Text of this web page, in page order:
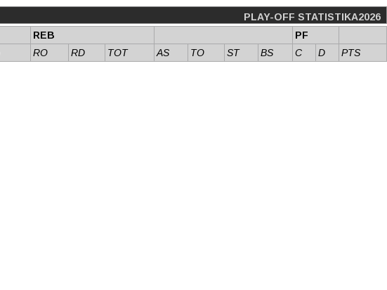
PLAY-OFF STATISTIKA2026
REB
PF
RO RD TOT AS TO ST BS C D PTS